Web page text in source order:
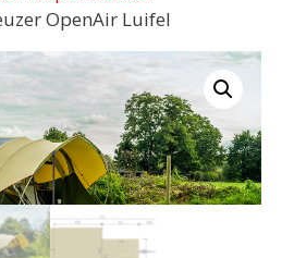
OpenAir Luifel